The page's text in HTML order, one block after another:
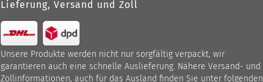
Lieferung, Versand und Zoll
Unsere Produkte werden nicht nur sorgfältig verpackt, wir
garantieren auch eine schnelle Auslieferung. Nähere Versand- und
Zollinformationen, auch für das Ausland finden Sie unter folgenden